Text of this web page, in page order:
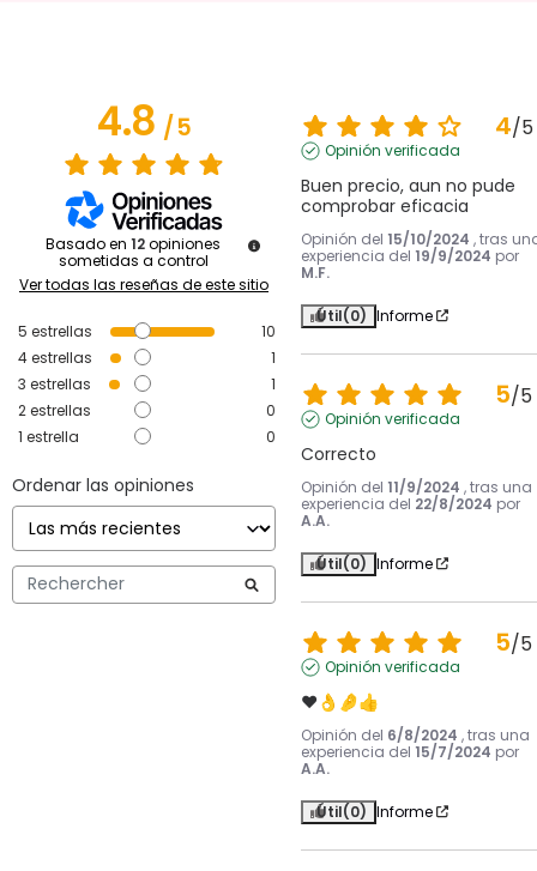
4.8/5
Basado en 12opiniones
sometidas a control
Ver todas las reseñas de este sitio
5 estrellas
10
4estrellas
1
3 estrellas
1
2estrellas
0
1 estrella 0
Ordenar las opiniones
4/5
Opinión verificada
Buen precio, aun no pude
comprobar eficacia
Opinión del 15/10/2024 , tras
experiencia del 19/9/2024 por
M.F.
Útil(0) Informe
5/5
Opinión verificada
Correcto
Opinión del 11/9/2024 , tras una
experiencia del 22/8/2024 por
A.A.
Útil(0) Informe
5/5
Opinión verificada
❤️👌🤌👍
Opinión del 6/8/2024 , tras una
experiencia del 15/7/2024 por
A.A.
Útil(0) Informe